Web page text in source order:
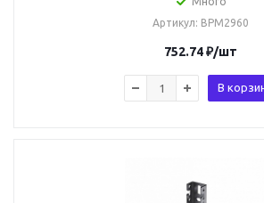
Артикул: BPM2960
752.74₽/шт
В